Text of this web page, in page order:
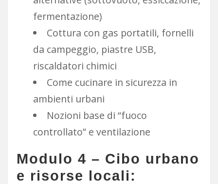
fermentazione)
Cottura con gas portatili, fornelli
da campeggio, piastre USB,
riscaldatori chimici
Come cucinare in sicurezza in
ambienti urbani
Nozioni base di “fuoco
controllato” e ventilazione
Modulo 4 – Cibo urbano
e risorse locali: